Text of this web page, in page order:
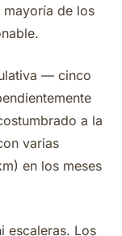
mayoría de los
— cinco
a la
varias
en los meses
escaleras. Los